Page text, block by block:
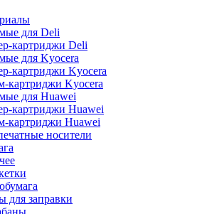
для Deli
картриджи Deli
для Kyocera
картриджи Kyocera
картриджи Kyocera
для Huawei
картриджи Huawei
картриджи Huawei
носители
для заправки